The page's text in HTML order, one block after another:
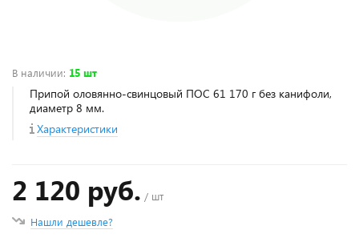
В наличии: 15 шт
Припой оловянно-свинцовый ПОС 61 170 г без канифоли,
диаметр 8 мм.
Характеристики
2 120 руб. / шт
Нашли дешевле?